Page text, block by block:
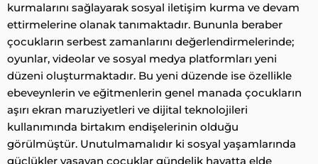
kurmalarını sağlayarak sosyal iletişim kurma ve devam
ettirmelerine olanak tanımaktadır. Bununla beraber
çocukların serbest zamanlarını değerlendirmelerinde;
oyunlar, videolar ve sosyal medya platformları yeni
düzeni oluşturmaktadır. Bu yeni düzende ise özellikle
ebeveynlerin ve eğitmenlerin genel manada çocukların
aşırı ekran maruziyetleri ve dijital teknolojileri
kullanımında birtakım endişelerinin olduğu
görülmüştür. Unutulmamalıdır ki sosyal yaşamlarında
güçlükler yaşayan çocuklar gündelik hayatta elde